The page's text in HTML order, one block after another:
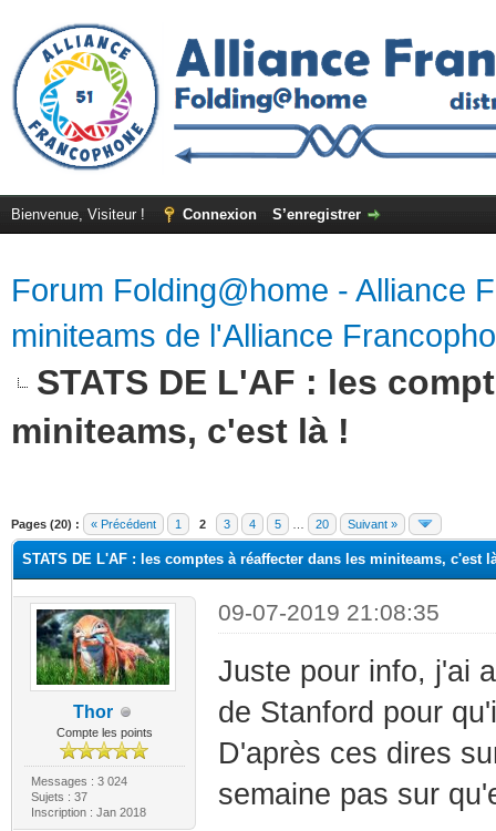
Bienvenue, Visiteur ! Connexion S’enregistrer
Forum Folding@home - Alliance
miniteams de l'Alliance
STATS DE L'AF : les
miniteams, c'est là !
Pages (20) : « Précédent 1 2 3 4 5 20 Suivant »
STATS DE L'AF : les comptes à réaffecter dans les miniteams, c'est
Thor
Compte les points
Messages : 3 024
Sujets : 37
Inscription : Jan 2018
09-07-2019 21:08:35
Juste pour info, j'ai
de Stanford pour
D'après ces dires
semaine pas sur